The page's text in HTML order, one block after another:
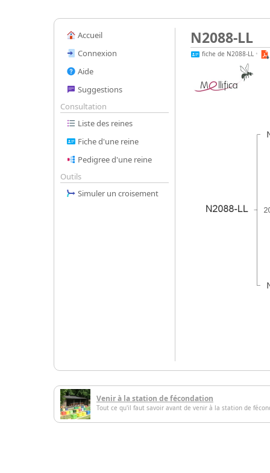
Accueil
Connexion
Aide
Suggestions
Consultation
Liste des reines
Fiche d'une reine
Pedigree d'une reine
Outils
Simuler un croisement
N2088-LL
fiche de N2088-LL •
Venir à la station de fécondation
Tout ce qu'il faut savoir avant de venir à la station de